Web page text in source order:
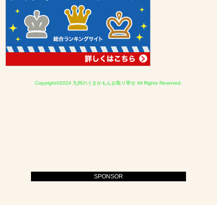
Copyright©2024 九州のうまかもんお取り寄せ All Rights Reserved.
SPONSOR